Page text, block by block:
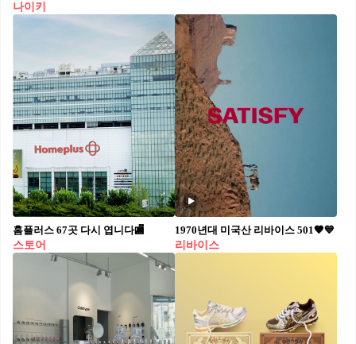
나이키
홈플러스 67곳 다시 엽니다🏬
스토어
1970년대 미국산 리바이스 501🤎💙
리바이스